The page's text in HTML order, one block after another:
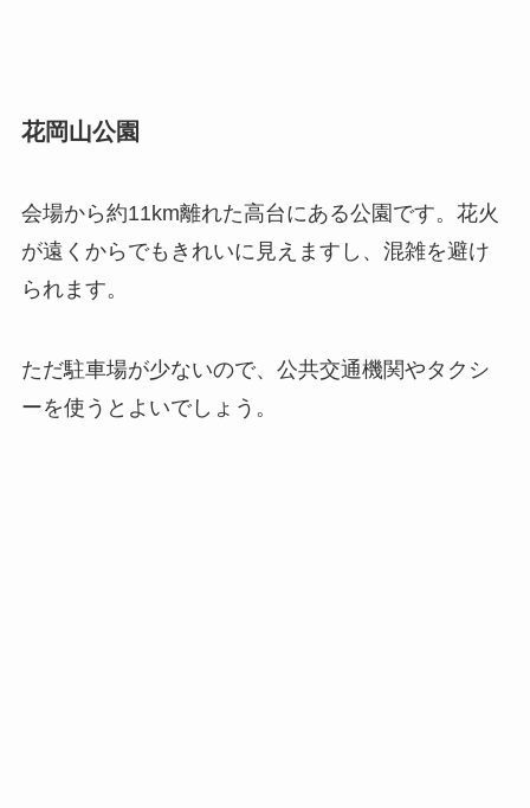
花岡山公園
会場から約11km離れた高台にある公園です。花火
が遠くからでもきれいに見えますし、混雑を避け
られます。
ただ駐車場が少ないので、公共交通機関やタクシ
ーを使うとよいでしょう。